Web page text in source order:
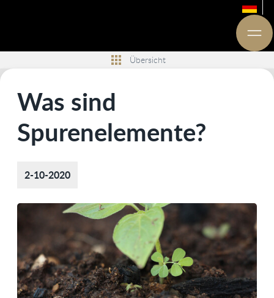
Übersicht
Was sind
Spurenelemente?
2-10-2020